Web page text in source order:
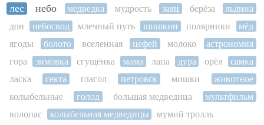
лес
небо медведка мудрость заяц берёза
льдина
дон
небосвод млечный путь шишкин полярники
мёд
ягоды
болото вселенная цефей молоко
астрономия
гора
зимовка сгущёнка мама лапа дура орёл
самка
ласка
секта глагол петровск мишки
животное
колыбельные
голод большая медведица
мультфильм
волопас
колыбельная медведицы мумий тролль